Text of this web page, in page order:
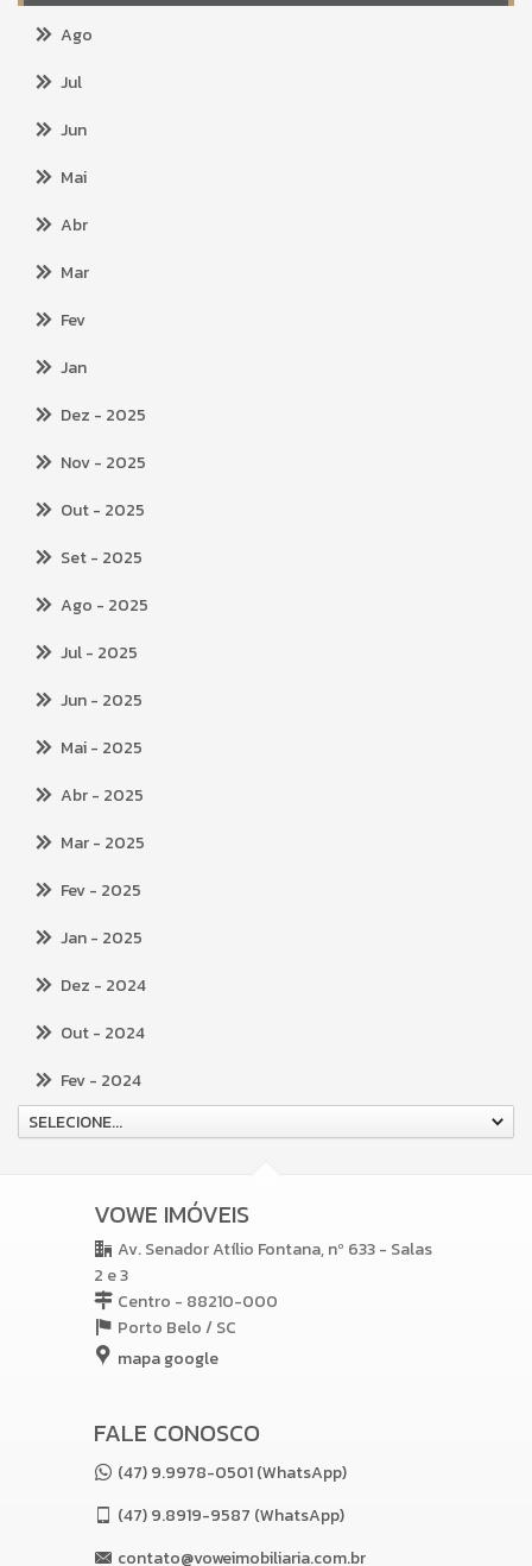
Ago
Jul
Jun
Mai
Abr
Mar
Fev
Jan
Dez - 2025
Nov- 2025
Out- 2025
Set- 2025
Ago - 2025
Jul- 2025
Jun- 2025
Mai- 2025
Abr- 2025
Mar- 2025
Fev- 2025
Jan- 2025
Dez - 2024
Out- 2024
Fev- 2024
SELECIONE...
VOWE IMÓVEIS
Av. Senador Atílio Fontana, nº 633 - Salas
2 e 3
Centro - 88210-000
Porto Belo /SC
mapa google
FALE CONOSCO
(47) 9.9978-0501 (WhatsApp)
(47)9.8919-9587 (WhatsApp)
contato@voweimobiliaria.com.br